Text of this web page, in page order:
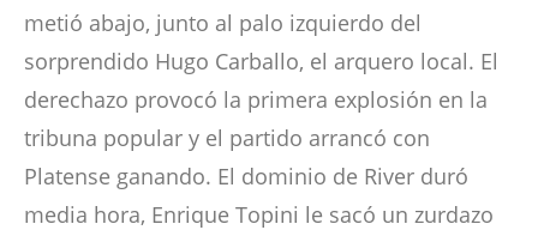
metió abajo, junto al palo izquierdo del
sorprendido Hugo Carballo, el arquero local. El
derechazo provocó la primera explosión en la
tribuna popular y el partido arrancó con
Platense ganando. El dominio de River duró
media hora, Enrique Topini le sacó un zurdazo